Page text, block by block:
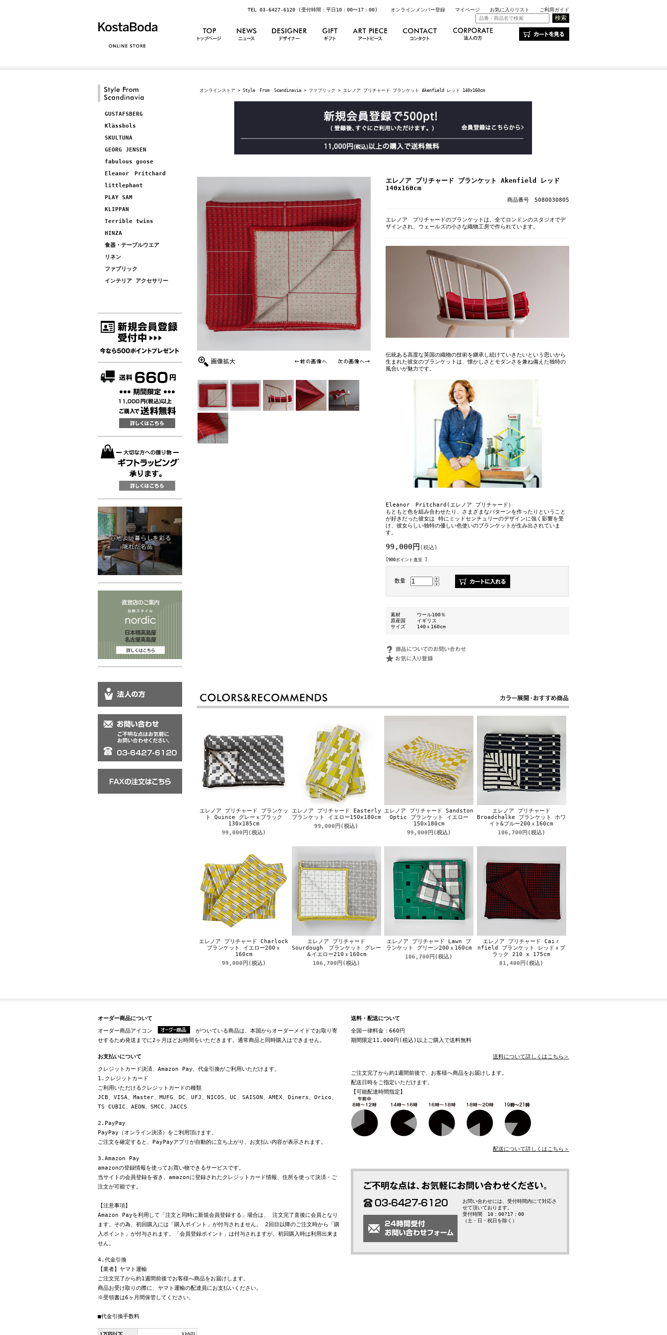
TEL 03-6427-6120 (受付時間：平日10：00〜17：00) オンラインメンバー登録 マイページ お気に入りリスト ご利用ガイド
GUSTAFSBERG
Klässbols
SKULTUNA
GEORG JENSEN
fabulous goose
Eleanor Pritchard
littlephant
PLAY SAM
KLIPPAN
Terrible twins
HINZA
食器・テーブルウエア
リネン
ファブリック
インテリア アクセサリー
オンラインストア > Style From Scandinavia > ファブリック > エレノア プリチャード ブランケット Akenfield レッド 140x160cm
エレノア プリチャード ブランケット Akenfield レッド
140x160cm
商品番号 5080030805
エレノア プリチャードのブランケットは、全てロンドンのスタジオでデ
ザインされ、ウェールズの小さな織物工房で作られています。
伝統ある高度な英国の織物の技術を継承し続けていきたいという思いから
生まれた彼女のブランケットは、懐かしさとモダンさを兼ね備えた独特の
風合いが魅力です。
Eleanor Pritchard(エレノア プリチャード）
もともと色を組み合わせたり、さまざまなパターンを作ったりということ
が好きだった彼女は 特にミッドセンチュリーのデザインに強く影響を受
け、彼女らしい独特の優しい色使いのブランケットが生み出されていま
す。
99,000円 (税込)
[900ポイント進呈 ]
数量
素材
ウール100％
原産国
イギリス
サイズ
140ｘ160cm
エレノア プリチャード ブランケッ
ト Quince グレーｘブラック
130x185cm
99,000円 (税込)
エレノア プリチャード Easterly
ブランケット イエロー150x180cm
99,000円 (税込)
エレノア プリチャード Sandston
Optic ブランケット イエロー
150x180cm
99,000円 (税込)
エレノア プリチャード
Broadchalke ブランケット ホワ
イト&ブルー200ｘ160cm
106,700円 (税込)
エレノア プリチャード Charlock
ブランケット イエロー200ｘ
160cm
99,000円 (税込)
エレノア プリチャード
Sourdough ブランケット グレー
＆イエロー210ｘ160cm
106,700円 (税込)
エレノア プリチャード Lawn ブ
ランケット グリーン200ｘ160cm
106,700円 (税込)
エレノア プリチャード Caiｒ
nfield ブランケット レッドｘブ
ラック 210 x 175cm
81,400円 (税込)
オーダー商品について
オーダー商品アイコン
がついている商品は、本国からオーダーメイドでお取り寄
せするため発送までに2ヶ月ほどお時間をいただきます。通常商品と同時購入はできません。
お支払いについて
クレジットカード決済、Amazon Pay、代金引換がご利用いただけます。
1.クレジットカード
ご利用いただけるクレジットカードの種類
JCB、VISA、Master、MUFG、DC、UFJ、NICOS、UC、SAISON、AMEX、Diners、Orico、
TS CUBIC、AEON、SMCC、JACCS
2.PayPay
PayPay（オンライン決済）をご利用頂けます。
ご注文を確定すると、PayPayアプリが自動的に立ち上がり、お支払い内容が表示されます。
3.Amazon Pay
amazonの登録情報を使ってお買い物できるサービスです。
当サイトの会員登録を省き、amazonに登録されたクレジットカード情報、住所を使って決済・ご
注文が可能です。
【注意事項】
Amazon Payを利用して「注文と同時に新規会員登録する」場合は、 注文完了直後に会員となり
ます。その為、初回購入には「購入ポイント」が付与されません。 2回目以降のご注文時から「購
入ポイント」が付与されます。「会員登録ポイント」は付与されますが、初回購入時は利用出来ま
せん。
4.代金引換
【業者】ヤマト運輸
ご注文完了から約1週間前後でお客様へ商品をお届けします。
商品お受け取りの際に、ヤマト運輸の配達員にお支払いください。
※受領書は6ヶ月間保管してください。
■代金引換手数料
送料・配送について
全国一律料金：660円
期間限定11,000円(税込)以上ご購入で送料無料
送料について詳しくはこちら＞
ご注文完了から約1週間前後で、お客様へ商品をお届けします。
配送日時をご指定いただけます。
【可能配達時間指定】
配送について詳しくはこちら＞
お問い合わせには、受付時間内にて対応さ
せて頂いております。
受付時間 10：00?17：00
（土・日・祝日を除く）